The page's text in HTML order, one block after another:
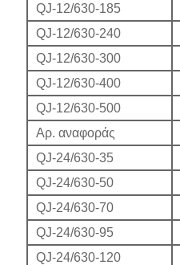
QJ-12/630-185
QJ-12/630-240
QJ-12/630-300
QJ-12/630-400
QJ-12/630-500
Αρ. αναφοράς
QJ-24/630-35
QJ-24/630-50
QJ-24/630-70
QJ-24/630-95
QJ-24/630-120